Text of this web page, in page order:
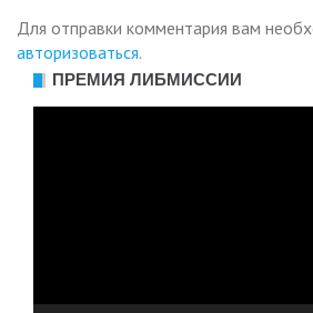
Для отправки комментария вам
авторизоваться.
ПРЕМИЯ ЛИБМИССИИ